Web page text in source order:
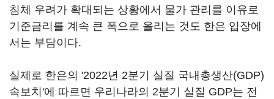
침체 우려가 확대되는 상황에서 물가 관리를 이유로
기준금리를 계속 큰 폭으로 올리는 것도 한은 입장에
서는 부담이다.
실제로 한은의 '2022년 2분기 실질 국내총생산(GDP)
속보치'에 따르면 우리나라의 2분기 실질 GDP는 전